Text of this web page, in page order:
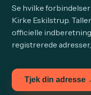
Se hvilke
Kirke Eskilstrup.
officielle
registrerede
Tjek din adresse